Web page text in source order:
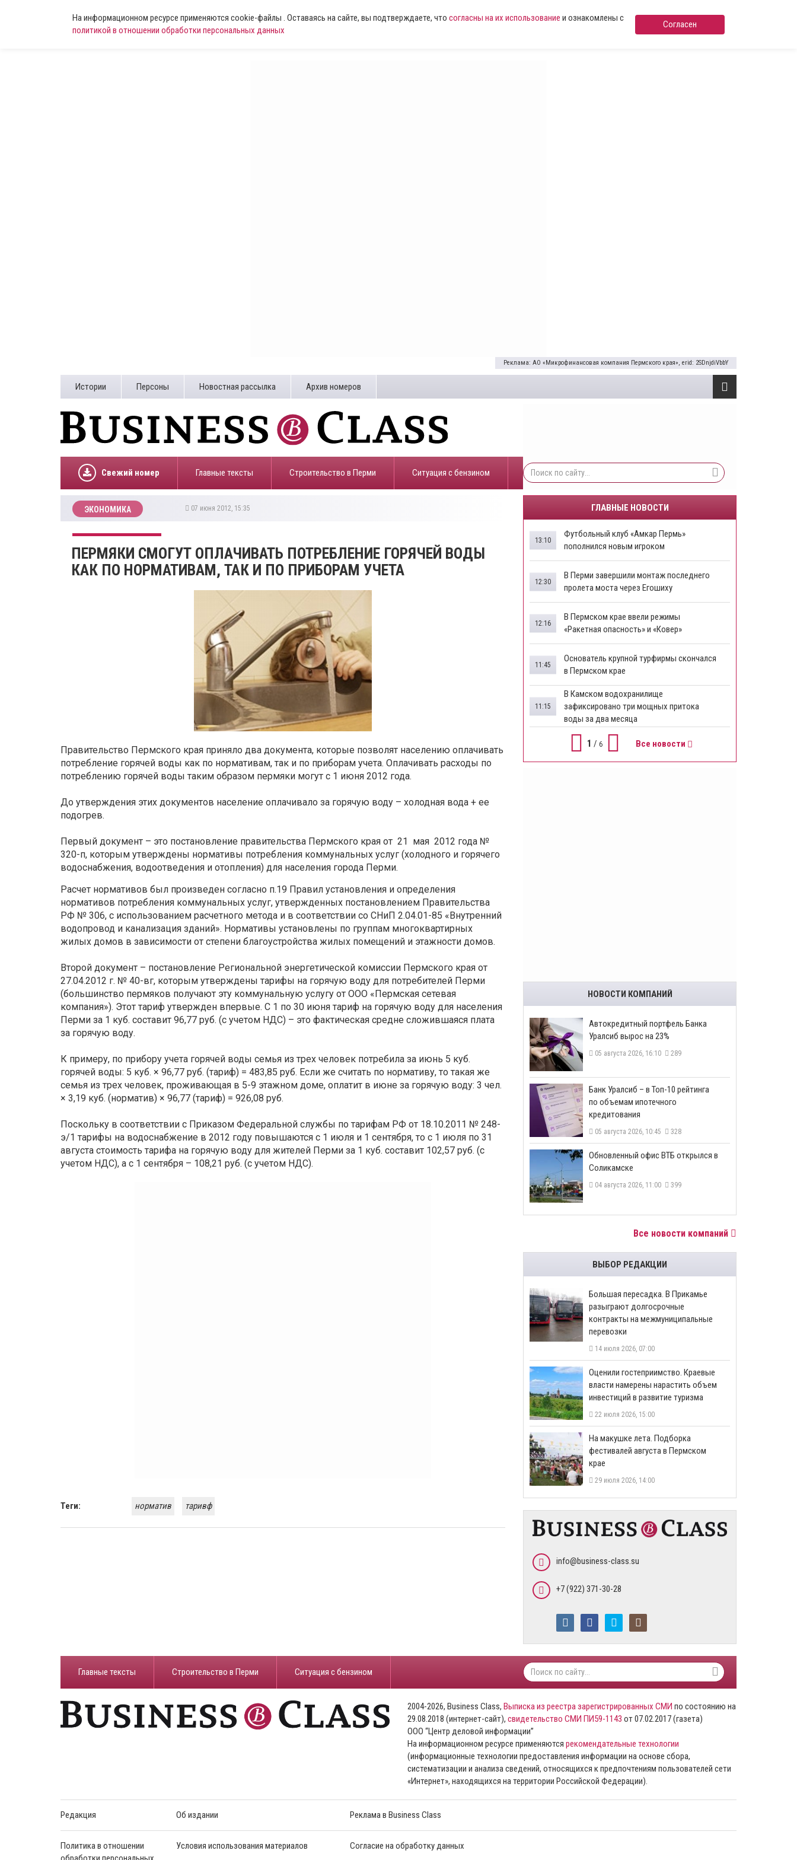
На информационном ресурсе применяются cookie-файлы . Оставаясь на сайте, вы подтверждаете, что согласны на их использование и ознакомлены с
политикой в отношении обработки персональных данных
Согласен
Реклама: АО «Микрофинансовая компания Пермского края», erid: 2SDnjdiVbbY
Истории Персоны Новостная рассылка Архив номеров
Свежий номер Главные тексты Строительство в Перми ​Ситуация с бензином
ЭКОНОМИКА 07 июня 2012, 15:35
ПЕРМЯКИ СМОГУТ ОПЛАЧИВАТЬ ПОТРЕБЛЕНИЕ ГОРЯЧЕЙ ВОДЫ
КАК ПО НОРМАТИВАМ, ТАК И ПО ПРИБОРАМ УЧЕТА
Правительство Пермского края приняло два документа, которые позволят населению оплачивать
потребление горячей воды как по нормативам, так и по приборам учета. Оплачивать расходы по
потреблению горячей воды таким образом пермяки могут с 1 июня 2012 года.
До утверждения этих документов население оплачивало за горячую воду – холодная вода + ее
подогрев.
Первый документ – это постановление правительства Пермского края от 21 мая 2012 года №
320-п, которым утверждены нормативы потребления коммунальных услуг (холодного и горячего
водоснабжения, водоотведения и отопления) для населения города Перми.
Расчет нормативов был произведен согласно п.19 Правил установления и определения
нормативов потребления коммунальных услуг, утвержденных постановлением Правительства
РФ № 306, с использованием расчетного метода и в соответствии со СНиП 2.04.01-85 «Внутренний
водопровод и канализация зданий». Нормативы установлены по группам многоквартирных
жилых домов в зависимости от степени благоустройства жилых помещений и этажности домов.
Второй документ – постановление Региональной энергетической комиссии Пермского края от
27.04.2012 г. № 40-вг, которым утверждены тарифы на горячую воду для потребителей Перми
(большинство пермяков получают эту коммунальную услугу от ООО «Пермская сетевая
компания»). Этот тариф утвержден впервые. С 1 по 30 июня тариф на горячую воду для населения
Перми за 1 куб. составит 96,77 руб. (с учетом НДС) – это фактическая средне сложившаяся плата
за горячую воду.
К примеру, по прибору учета горячей воды семья из трех человек потребила за июнь 5 куб.
горячей воды: 5 куб. × 96,77 руб. (тариф) = 483,85 руб. Если же считать по нормативу, то такая же
семья из трех человек, проживающая в 5-9 этажном доме, оплатит в июне за горячую воду: 3 чел.
× 3,19 куб. (норматив) × 96,77 (тариф) = 926,08 руб.
Поскольку в соответствии с Приказом Федеральной службы по тарифам РФ от 18.10.2011 № 248-
э/1 тарифы на водоснабжение в 2012 году повышаются с 1 июля и 1 сентября, то с 1 июля по 31
августа стоимость тарифа на горячую воду для жителей Перми за 1 куб. составит 102,57 руб. (с
учетом НДС), а с 1 сентября – 108,21 руб. (с учетом НДС).
Теги: норматив таривф
ГЛАВНЫЕ НОВОСТИ
Футбольный клуб «Амкар Пермь»
пополнился новым игроком
13:10
В Перми завершили монтаж последнего
пролета моста через Егошиху
12:30
В Пермском крае ввели режимы
«Ракетная опасность» и «Ковер»
12:16
Основатель крупной турфирмы скончался
в Пермском крае
11:45
В Камском водохранилище
зафиксировано три мощных притока
воды за два месяца
11:15
1 / 6 Все новости
НОВОСТИ КОМПАНИЙ
​Автокредитный портфель Банка
Уралсиб вырос на 23%
05 августа 2026, 16:10 289
​Банк Уралсиб – в Топ-10 рейтинга
по объемам ипотечного
кредитования
05 августа 2026, 10:45 328
​Обновленный офис ВТБ открылся в
Соликамске
04 августа 2026, 11:00 399
Все новости компаний
ВЫБОР РЕДАКЦИИ
Большая пересадка. В Прикамье
разыграют долгосрочные
контракты на межмуниципальные
перевозки
14 июля 2026, 07:00
Оценили гостеприимство. Краевые
власти намерены нарастить объем
инвестиций в развитие туризма
22 июля 2026, 15:00
На макушке лета. Подборка
фестивалей августа в Пермском
крае
29 июля 2026, 14:00
info@business-class.su
+7 (922) 371-30-28
Главные тексты Строительство в Перми ​Ситуация с бензином
2004-2026, Business Class, Выписка из реестра зарегистрированных СМИ по состоянию на
29.08.2018 (интернет-сайт), свидетельство СМИ ПИ59-1143 от 07.02.2017 (газета)
ООО “Центр деловой информации”
На информационном ресурсе применяются рекомендательные технологии
(информационные технологии предоставления информации на основе сбора,
систематизации и анализа сведений, относящихся к предпочтениям пользователей сети
«Интернет», находящихся на территории Российской Федерации).
Редакция Об издании Реклама в Business Class
Политика в отношении
Условия использования материалов Согласие на обработку данных